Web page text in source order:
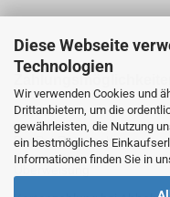
Diese Webseite
Technologien
Wir verwenden Cookies und
Drittanbietern, um die
gewährleisten, die Nutzung
ein bestmögliches
Informationen finden Sie in
Zahlungsmöglichk
PayPal
PayPal Ratenzahlung